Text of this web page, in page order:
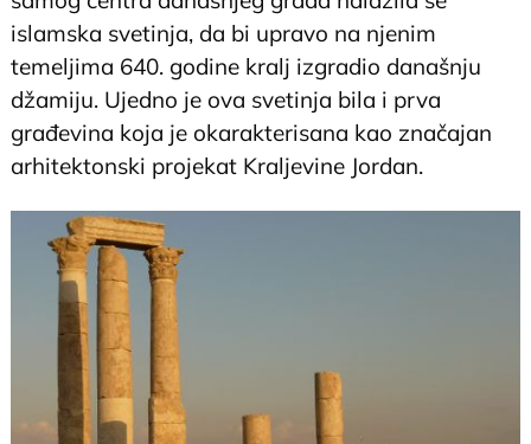
islamska svetinja, da bi upravo na njenim
temeljima 640. godine kralj izgradio današnju
džamiju. Ujedno je ova svetinja bila i prva
građevina koja je okarakterisana kao značajan
arhitektonski projekat Kraljevine Jordan.